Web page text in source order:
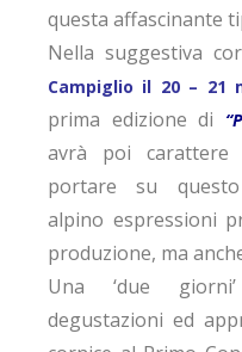
questa affascinante
Nella suggestiva
Campiglio il 20 – 21
prima edizione di
avrà poi carattere
portare su questo
alpino espressioni
produzione, ma
Una ‘due
degustazioni ed